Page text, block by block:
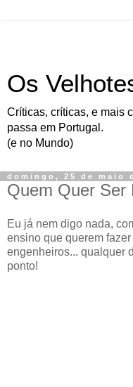
Os
Críticas, críticas, e mais
passa em Portugal.
(e no Mundo)
domingo, 25 de maio
Quem Quer Ser
Eu já nem digo nada,
ensino que querem
engenheiros... qualquer
ponto!